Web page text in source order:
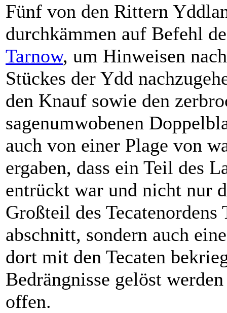
Fünf von den Rittern
durchkämmen auf Befehl
Tarnow, um Hinweisen
Stückes der Ydd
den Knauf sowie den
sagenumwobenen
auch von einer Plage von
ergaben, dass ein Teil des
entrückt war und nicht nur
Großteil des
abschnitt, sondern auch
dort mit den Tecaten
Bedrängnisse gelöst
offen.